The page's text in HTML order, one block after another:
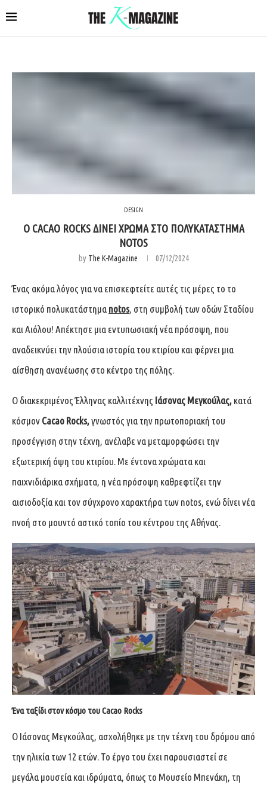
DESIGN
O CACAO ROCKS ΔΙΝΕΙ ΧΡΩΜΑ ΣΤΟ ΠΟΛΥΚΑΤΑΣΤΗΜΑ
NOTOS
by The K-Magazine 07/12/2024
Ένας ακόμα λόγος για να επισκεφτείτε αυτές τις μέρες το το
ιστορικό πολυκατάστημα notos, στη συμβολή των οδών Σταδίου
και Αιόλου! Απέκτησε μια εντυπωσιακή νέα πρόσοψη, που
αναδεικνύει την πλούσια ιστορία του κτιρίου και φέρνει μια
αίσθηση ανανέωσης στο κέντρο της πόλης.
Ο διακεκριμένος Έλληνας καλλιτέχνης Ιάσονας Μεγκούλας, κατά
κόσμον Cacao Rocks,γνωστός για την πρωτοποριακή του
προσέγγιση στην τέχνη, ανέλαβε να μεταμορφώσει την
εξωτερική όψη του κτιρίου. Με έντονα χρώματα και
παιχνιδιάρικα σχήματα, η νέα πρόσοψη καθρεφτίζει την
αισιοδοξία και τον σύγχρονο χαρακτήρα των notos, ενώ δίνει νέα
πνοή στο μουντό αστικό τοπίο του κέντρου της Αθήνας.
Ένα ταξίδι στον κόσμο του Cacao Rocks
Ο Ιάσονας Μεγκούλας, ασχολήθηκε με την τέχνη του δρόμου από
την ηλικία των 12 ετών. Το έργο του έχει παρουσιαστεί σε
μεγάλα μουσεία και ιδρύματα, όπως το Μουσείο Μπενάκη, τη